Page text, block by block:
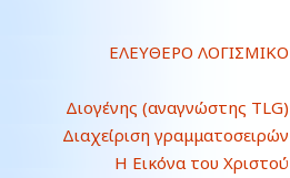
ΕΛΕΥΘΕΡΟ ΛΟΓΙΣΜΙΚΟ
Διογένης (αναγνώστης TLG)
Διαχείριση γραμματοσειρών
Η Εικόνα του Χριστού